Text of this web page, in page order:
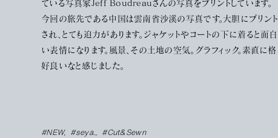
ている写真家Jeff Boudreauさんの写真をプリントしています。
今回の旅先である中国は雲南省沙溪の写真です。大胆にプリント
され、とても迫力があります。ジャケットやコートの下に着ると面白
い表情になります。風景、その土地の空気。グラフィック。素直に格
好良いなと感じました。
#NEW #seya. #Cut&Sewn